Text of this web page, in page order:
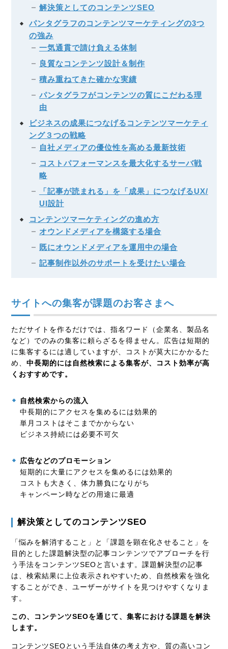
解決策としてのコンテンツSEO
パンタグラフのコンテンツマーケティングの3つ
の強み
一気通貫で請け負える体制
良質なコンテンツ設計＆制作
積み重ねてきた確かな実績
パンタグラフがコンテンツの質にこだわる理
由
ビジネスの成果につなげるコンテンツマーケティ
ング３つの戦略
自社メディアの優位性を高める最新技術
コストパフォーマンスを最大化するサーバ戦
略
「記事が読まれる」を「成果」につなげるUX/
UI設計
コンテンツマーケティングの進め方
オウンドメディアを構築する場合
既にオウンドメディアを運用中の場合
記事制作以外のサポートを受けたい場合
サイトへの集客が課題のお客さまへ
ただサイトを作るだけでは、指名ワード（企業名、製品名
など）でのみの集客に頼らざるを得ません。広告は短期的
に集客するには適していますが、コストが莫大にかかるた
め、中長期的には自然検索による集客が、コスト効率が高
くおすすめです。
自然検索からの流入
中長期的にアクセスを集めるには効果的
単月コストはそこまでかからない
ビジネス持続には必要不可欠
広告などのプロモーション
短期的に大量にアクセスを集めるには効果的
コストも大きく、体力勝負になりがち
キャンペーン時などの用途に最適
解決策としてのコンテンツSEO
「悩みを解消すること」と「課題を顕在化させること」を
目的とした課題解決型の記事コンテンツでアプローチを行
う手法をコンテンツSEOと言います。課題解決型の記事
は、検索結果に上位表示されやすいため、自然検索を強化
することができ、ユーザーがサイトを見つけやすくなりま
す。
この、コンテンツSEOを通じて、集客における課題を解決
します。
コンテンツSEOという手法自体の考え方や、質の高いコン